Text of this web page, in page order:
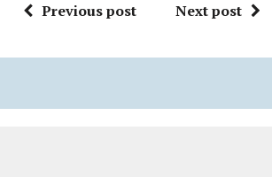
Previous post Next post